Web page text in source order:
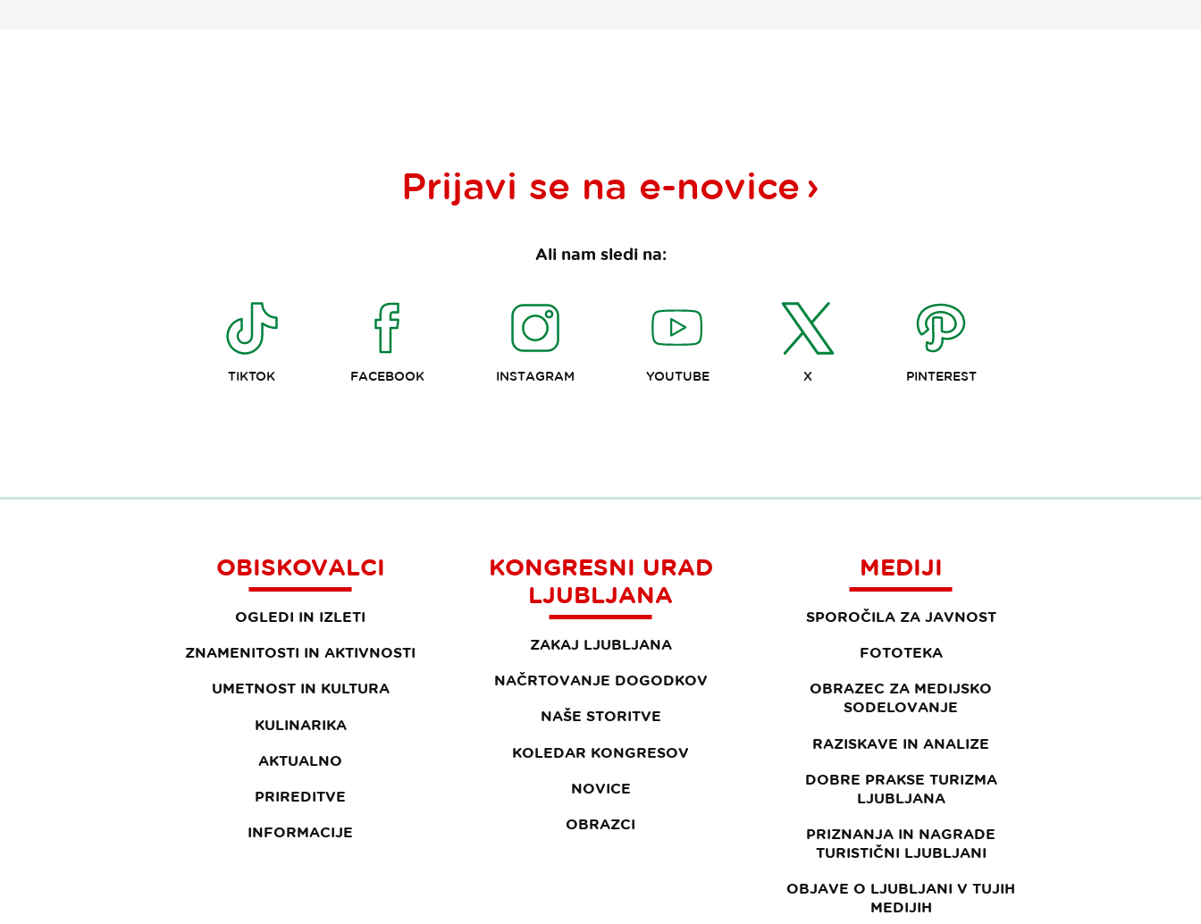
Prijavi se na e-novice
Ali nam sledi na:
TIKTOK FACEBOOK INSTAGRAM YOUTUBE X PINTEREST
OBISKOVALCI
OGLEDI IN IZLETI
ZNAMENITOSTI IN AKTIVNOSTI
UMETNOST IN KULTURA
KULINARIKA
AKTUALNO
PRIREDITVE
INFORMACIJE
KONGRESNI URAD
LJUBLJANA
ZAKAJ LJUBLJANA
NAČRTOVANJE DOGODKOV
NAŠE STORITVE
KOLEDAR KONGRESOV
NOVICE
OBRAZCI
MEDIJI
SPOROČILA ZA JAVNOST
FOTOTEKA
OBRAZEC ZA MEDIJSKO
SODELOVANJE
RAZISKAVE IN ANALIZE
DOBRE PRAKSE TURIZMA
LJUBLJANA
PRIZNANJA IN NAGRADE
TURISTIČNI LJUBLJANI
OBJAVE O LJUBLJANI V TUJIH
MEDIJIH